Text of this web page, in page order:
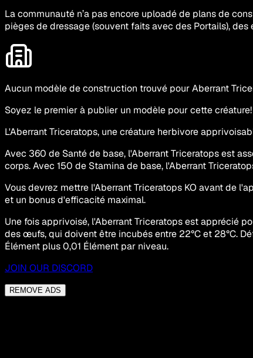
La communauté n’a pas encore uploadé de plans de
pièges de dressage (souvent faits avec des Portails),
Aucun modèle de construction trouvé pour Aberrant
Soyez le premier à publier un modèle pour cette créature!
L'Aberrant Triceratops, une créature herbivore
Avec 360 de Santé de base, l'Aberrant Triceratops est
corps. Avec 150 de Stamina de base, l'Aberrant
Vous devrez mettre l'Aberrant Triceratops KO avant de
et un bonus d'efficacité maximal.
Une fois apprivoisé, l'Aberrant Triceratops est apprécié
des œufs, qui doivent être incubés entre 22°C et 28°C.
Élément plus 0,01 Élément par niveau.
JOIN OUR DISCORD
REMOVE ADS